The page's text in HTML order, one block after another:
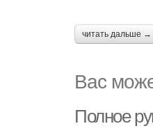
читать дальше →
Вас
Полное